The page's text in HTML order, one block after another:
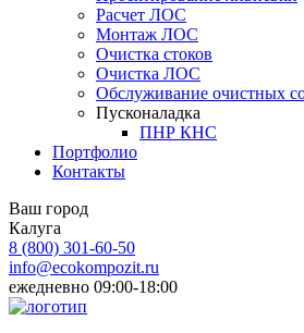
Расчет ЛОС
Монтаж ЛОС
Очистка стоков
Очистка ЛОС
Обслуживание очистных
Пусконаладка
ПНР КНС
Портфолио
Контакты
Ваш город
Калуга
8 (800) 301-60-50
info@ecokompozit.ru
ежедневно 09:00-18:00